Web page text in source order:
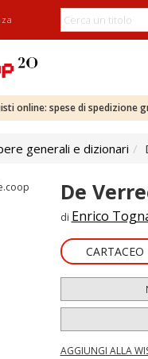
online: spese di spedizione
generali e dizionari
De
di Enrico
CARTACEO
AGGIUNGI ALLA